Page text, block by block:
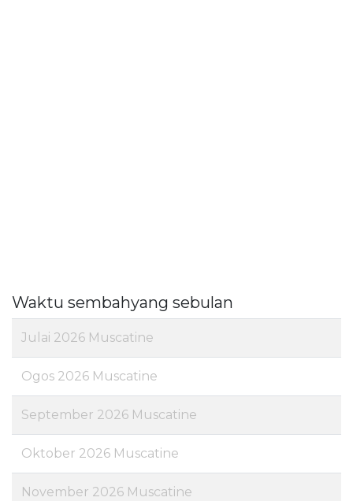
Waktu sembahyang sebulan
Julai 2026 Muscatine
Ogos 2026 Muscatine
September 2026 Muscatine
Oktober 2026 Muscatine
November 2026 Muscatine